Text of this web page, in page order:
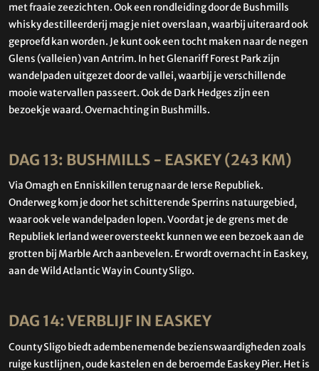
met fraaie zeezichten. Ook een rondleiding door de Bushmills
whisky destilleerderij mag je niet overslaan, waarbij uiteraard ook
geproefd kan worden. Je kunt ook een tocht maken naar de negen
Glens (valleien) van Antrim. In het Glenariff Forest Park zijn
wandelpaden uitgezet door de vallei, waarbij je verschillende
mooie watervallen passeert. Ook de Dark Hedges zijn een
bezoekje waard. Overnachting in Bushmills.
DAG 13: BUSHMILLS - EASKEY (243 KM)
Via Omagh en Enniskillen terug naar de Ierse Republiek.
Onderweg kom je door het schitterende Sperrins natuurgebied,
waar ook vele wandelpaden lopen. Voordat je de grens met de
Republiek Ierland weer oversteekt kunnen we een bezoek aan de
grotten bij Marble Arch aanbevelen. Er wordt overnacht in Easkey,
aan de Wild Atlantic Way in County Sligo.
DAG 14: VERBLIJF IN EASKEY
County Sligo biedt adembenemende bezienswaardigheden zoals
ruige kustlijnen, oude kastelen en de beroemde Easkey Pier. Het is